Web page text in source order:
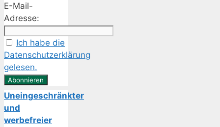
E-Mail-
Adresse:
Ich habe die
Datenschutzerklärung
gelesen.
Uneingeschränkter
und
werbefreier